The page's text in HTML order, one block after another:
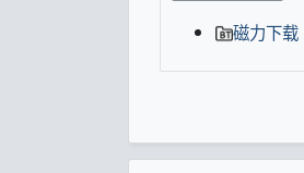
磁力下载